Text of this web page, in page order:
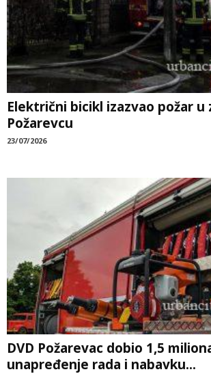
Električni bicikl izazvao požar u
Požarevcu
23/07/2026
DVD Požarevac dobio 1,5
unapređenje rada i nabavku...